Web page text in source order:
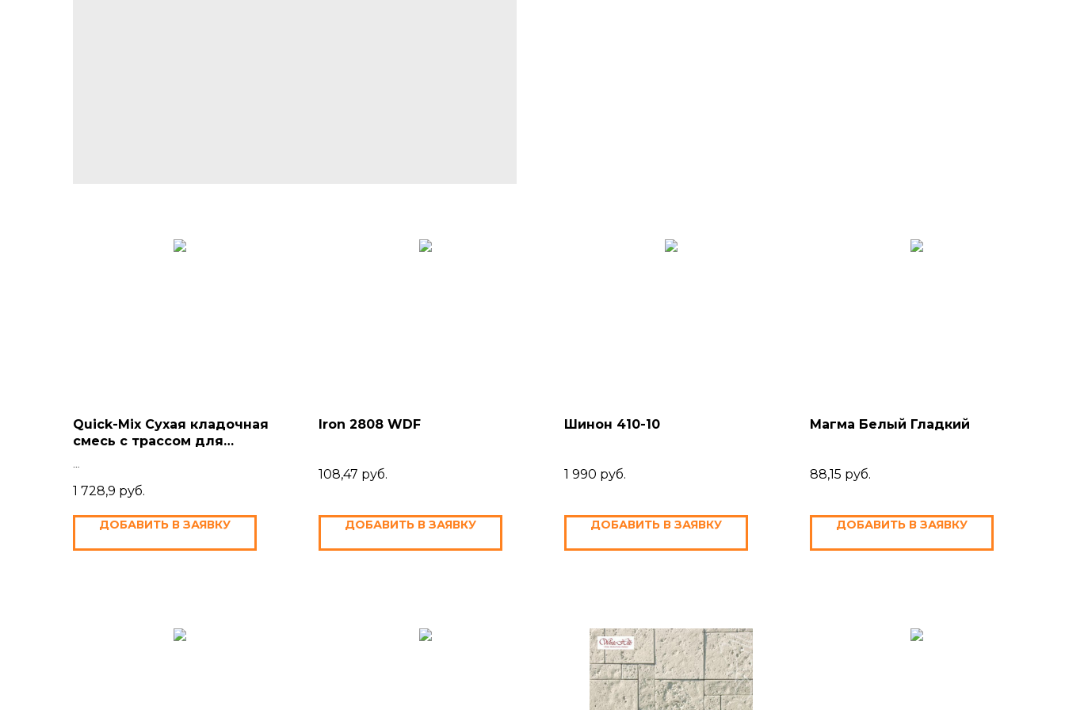
Quick-Mix Сухая кладочная
смесь с трассом для
1 728,9 руб.
ДОБАВИТЬ В ЗАЯВКУ
Iron 2808 WDF
108,47 руб.
ДОБАВИТЬ В ЗАЯВКУ
Шинон 410-10
1 990 руб.
ДОБАВИТЬ В ЗАЯВКУ
Магма Белый Гладкий
88,15 руб.
ДОБАВИТЬ В ЗАЯВКУ